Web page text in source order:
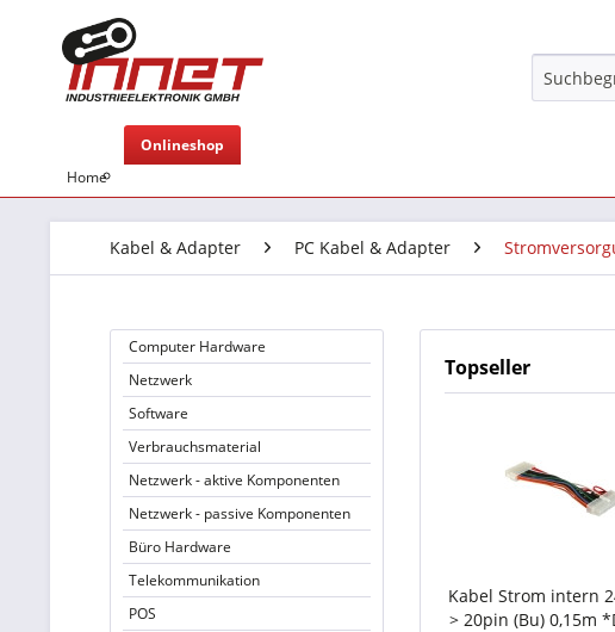
Home
Onlineshop
Kabel & Adapter PC Kabel & Adapter
Computer Hardware
Netzwerk
Software
Verbrauchsmaterial
Netzwerk - aktive Komponenten
Netzwerk - passive Komponenten
Büro Hardware
Telekommunikation
POS
Topseller
Kabel Strom intern
> 20pin (Bu) 0,15m